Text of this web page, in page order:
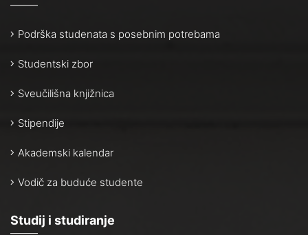
Podrška studenata s posebnim potrebama
Studentski zbor
Sveučilišna knjižnica
Stipendije
Akademski kalendar
Vodič za buduće studente
Studij i studiranje